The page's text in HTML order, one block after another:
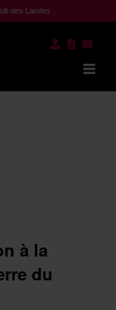
des Landes
à la
du